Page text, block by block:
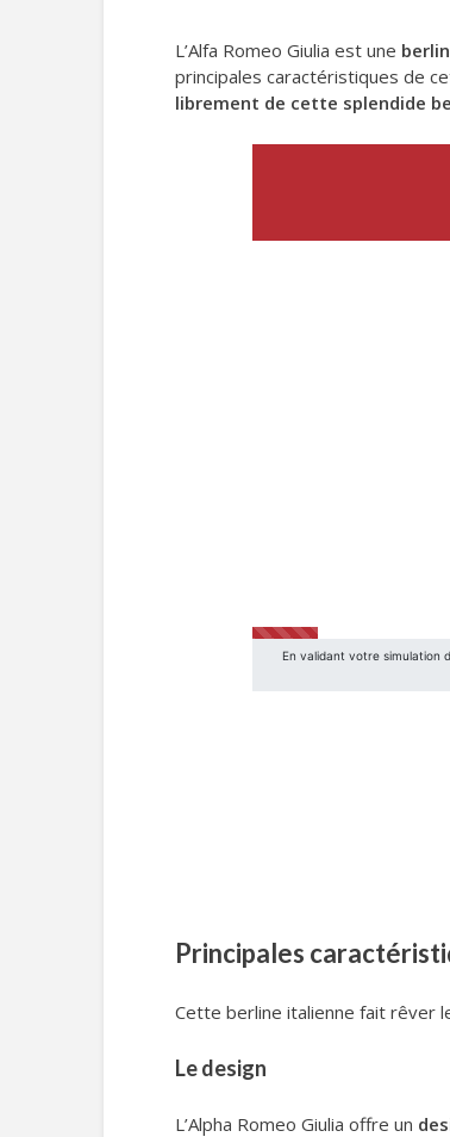
L’Alfa Romeo Giulia est une
principales caractéristiques de
librement de cette splendide
Principales
Cette berline italienne fait rêver
Le design
L’Alpha Romeo Giulia offre un